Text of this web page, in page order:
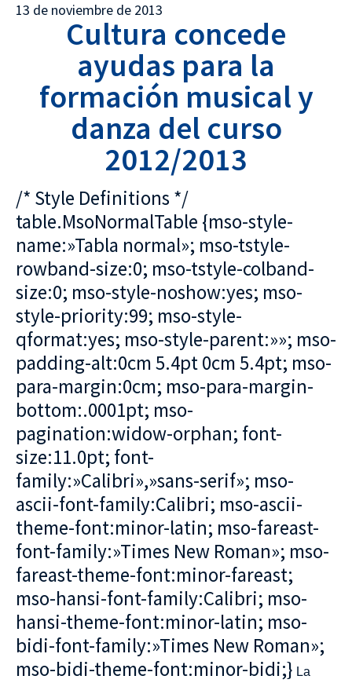
13 de noviembre de 2013
Cultura concede
ayudas para la
formación musical y
danza del curso
2012/2013
/* Style Definitions */
table.MsoNormalTable {mso-style-
name:»Tabla normal»; mso-tstyle-
rowband-size:0; mso-tstyle-colband-
size:0; mso-style-noshow:yes; mso-
style-priority:99; mso-style-
qformat:yes; mso-style-parent:»»; mso-
padding-alt:0cm 5.4pt 0cm 5.4pt; mso-
para-margin:0cm; mso-para-margin-
bottom:.0001pt; mso-
pagination:widow-orphan; font-
size:11.0pt; font-
family:»Calibri»,»sans-serif»; mso-
ascii-font-family:Calibri; mso-ascii-
theme-font:minor-latin; mso-fareast-
font-family:»Times New Roman»; mso-
fareast-theme-font:minor-fareast;
mso-hansi-font-family:Calibri; mso-
hansi-theme-font:minor-latin; mso-
bidi-font-family:»Times New Roman»;
mso-bidi-theme-font:minor-bidi;} La